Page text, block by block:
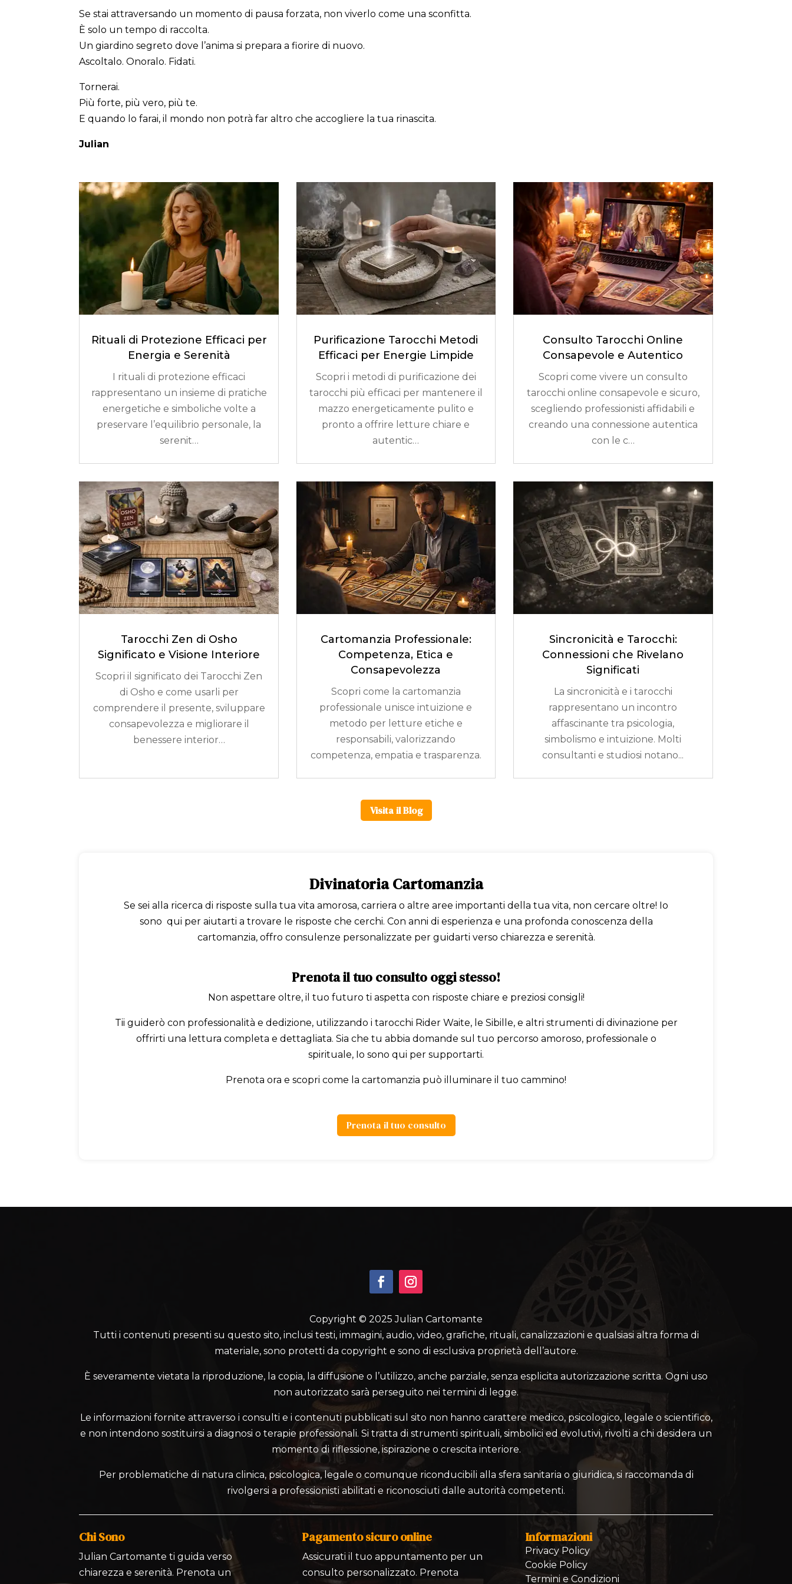
Se stai attraversando un momento di pausa forzata, non viverlo come una sconfitta.
È solo un tempo di raccolta.
Un giardino segreto dove l’anima si prepara a fiorire di nuovo.
Ascoltalo. Onoralo. Fidati.
Tornerai.
Più forte, più vero, più te.
E quando lo farai, il mondo non potrà far altro che accogliere la tua rinascita.
Julian
Rituali di Protezione Efficaci per
Energia e Serenità
I rituali di protezione efficaci
rappresentano un insieme di pratiche
energetiche e simboliche volte a
preservare l’equilibrio personale, la
serenit…
Purificazione Tarocchi Metodi
Efficaci per Energie Limpide
Scopri i metodi di purificazione dei
tarocchi più efficaci per mantenere il
mazzo energeticamente pulito e
pronto a offrire letture chiare e
autentic…
Consulto Tarocchi Online
Consapevole e Autentico
Scopri come vivere un consulto
tarocchi online consapevole e sicuro,
scegliendo professionisti affidabili e
creando una connessione autentica
con le c…
Tarocchi Zen di Osho
Significato e Visione Interiore
Scopri il significato dei Tarocchi Zen
di Osho e come usarli per
comprendere il presente, sviluppare
consapevolezza e migliorare il
benessere interior…
Cartomanzia Professionale:
Competenza, Etica e
Consapevolezza
Scopri come la cartomanzia
professionale unisce intuizione e
metodo per letture etiche e
responsabili, valorizzando
competenza, empatia e trasparenza.
Sincronicità e Tarocchi:
Connessioni che Rivelano
Significati
La sincronicità e i tarocchi
rappresentano un incontro
affascinante tra psicologia,
simbolismo e intuizione. Molti
consultanti e studiosi notano...
Visita il Blog
Divinatoria Cartomanzia
Se sei alla ricerca di risposte sulla tua vita amorosa, carriera o altre aree importanti della tua vita, non cercare oltre! Io
sono qui per aiutarti a trovare le risposte che cerchi. Con anni di esperienza e una profonda conoscenza della
cartomanzia, offro consulenze personalizzate per guidarti verso chiarezza e serenità.
Prenota il tuo consulto oggi stesso!
Non aspettare oltre, il tuo futuro ti aspetta con risposte chiare e preziosi consigli!
Tii guiderò con professionalità e dedizione, utilizzando i tarocchi Rider Waite, le Sibille, e altri strumenti di divinazione per
offrirti una lettura completa e dettagliata. Sia che tu abbia domande sul tuo percorso amoroso, professionale o
spirituale, Io sono qui per supportarti.
Prenota ora e scopri come la cartomanzia può illuminare il tuo cammino!
Prenota il tuo consulto
Copyright © 2025 Julian Cartomante
Tutti i contenuti presenti su questo sito, inclusi testi, immagini, audio, video, grafiche, rituali, canalizzazioni e qualsiasi altra forma di
materiale, sono protetti da copyright e sono di esclusiva proprietà dell’autore.
È severamente vietata la riproduzione, la copia, la diffusione o l’utilizzo, anche parziale, senza esplicita autorizzazione scritta. Ogni uso
non autorizzato sarà perseguito nei termini di legge.
Le informazioni fornite attraverso i consulti e i contenuti pubblicati sul sito non hanno carattere medico, psicologico, legale o scientifico,
e non intendono sostituirsi a diagnosi o terapie professionali. Si tratta di strumenti spirituali, simbolici ed evolutivi, rivolti a chi desidera un
momento di riflessione, ispirazione o crescita interiore.
Per problematiche di natura clinica, psicologica, legale o comunque riconducibili alla sfera sanitaria o giuridica, si raccomanda di
rivolgersi a professionisti abilitati e riconosciuti dalle autorità competenti.
Chi Sono
Julian Cartomante ti guida verso
chiarezza e serenità. Prenota un
Pagamento sicuro online
Assicurati il tuo appuntamento per un
consulto personalizzato. Prenota
Informazioni
Privacy Policy
Cookie Policy
Termini e Condizioni